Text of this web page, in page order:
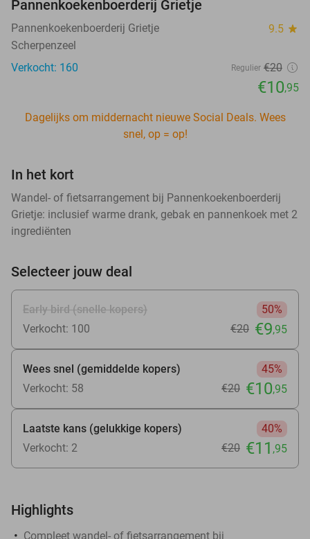
Pannenkoekenboerderij Grietje
Pannenkoekenboerderij Grietje 9.5 star
Scherpenzeel
Verkocht: 160
Regulier €20
€10,95
Dagelijks om middernacht nieuwe Social Deals. Wees
snel, op = op!
In het kort
Wandel- of fietsarrangement bij Pannenkoekenboerderij
Grietje: inclusief warme drank, gebak en pannenkoek met 2
ingrediënten
Selecteer jouw deal
Early bird (snelle kopers)
50%
Verkocht: 100
€20 €9,95
Wees snel (gemiddelde kopers)
45%
Verkocht: 58
€20 €10,95
Laatste kans (gelukkige kopers)
40%
Verkocht: 2
€20 €11 ,95
Highlights
Compleet wandel- of fietsarrangement bij